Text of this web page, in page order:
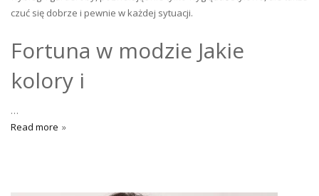
czuć się dobrze i pewnie w każdej sytuacji.
Fortuna w modzie Jakie
kolory i
…
Read more